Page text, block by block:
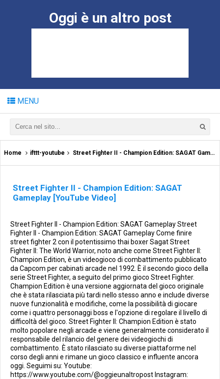
Oggi è un altro post
MENU
Home ifttt-youtube Street Fighter II - Champion Edition: SAGAT Gameplay [YouTube Video]
Street Fighter II - Champion Edition: SAGAT
Gameplay [YouTube Video]
Street Fighter II - Champion Edition: SAGAT Gameplay Street
Fighter II - Champion Edition: SAGAT Gameplay Come finire
street fighter 2 con il potentissimo thai boxer Sagat Street
Fighter II: The World Warrior, noto anche come Street Fighter II:
Champion Edition, è un videogioco di combattimento pubblicato
da Capcom per cabinati arcade nel 1992. È il secondo gioco della
serie Street Fighter, a seguito del primo gioco Street Fighter.
Champion Edition è una versione aggiornata del gioco originale
che è stata rilasciata più tardi nello stesso anno e include diverse
nuove funzionalità e modifiche, come la possibilità di giocare
come i quattro personaggi boss e l'opzione di regolare il livello di
difficoltà del gioco. Street Fighter II: Champion Edition è stato
molto popolare negli arcade e viene generalmente considerato il
responsabile del rilancio del genere dei videogiochi di
combattimento. È stato rilasciato su diverse piattaforme nel
corso degli anni e rimane un gioco classico e influente ancora
oggi. Seguimi su: Youtube:
https://www.youtube.com/@oggieunaltropost Instagram: